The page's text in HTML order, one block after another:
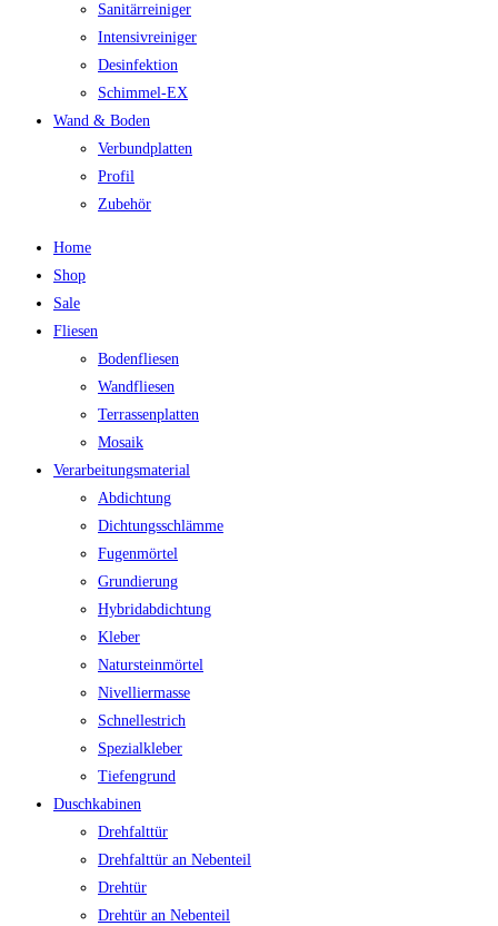
Sanitärreiniger
Intensivreiniger
Desinfektion
Schimmel-EX
Wand & Boden
Verbundplatten
Profil
Zubehör
Home
Shop
Sale
Fliesen
Bodenfliesen
Wandfliesen
Terrassenplatten
Mosaik
Verarbeitungsmaterial
Abdichtung
Dichtungsschlämme
Fugenmörtel
Grundierung
Hybridabdichtung
Kleber
Natursteinmörtel
Nivelliermasse
Schnellestrich
Spezialkleber
Tiefengrund
Duschkabinen
Drehfalttür
Drehfalttür an Nebenteil
Drehtür
Drehtür an Nebenteil